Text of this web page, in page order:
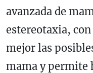
avanzada de
estereotaxia,
mejor las
mama y permite